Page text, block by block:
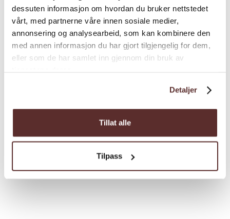
dessuten informasjon om hvordan du bruker nettstedet
vårt, med partnerne våre innen sosiale medier,
annonsering og analysearbeid, som kan kombinere den
med annen informasjon du har gjort tilgjengelig for dem,
eller som de har samlet inn gjennom din bruk av
Detaljer
Tillat alle
Tilpass
Heit Sørfjorden